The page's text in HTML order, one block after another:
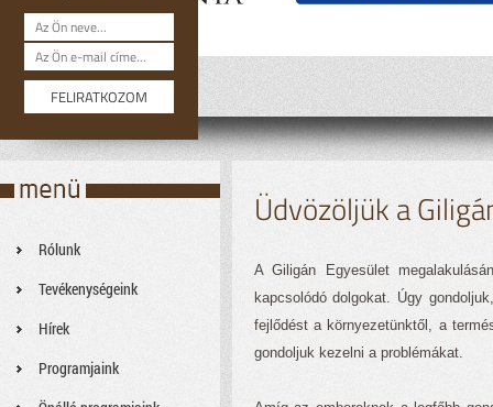
Rólunk
Tevékenységeink
Hírek
Programjaink
Üdvözöljük a
A Giligán Egyesület
kapcsolódó dolgokat. Úgy
fejlődést a környezetünktől, a
gondoljuk kezelni a problémákat.